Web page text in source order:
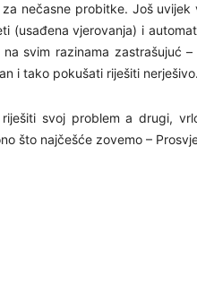
nečasne probitke. Još
(usađena vjerovanja) i
svim razinama zastrašujuć
i tako pokušati riješiti nerješivo.
svoj problem a drugi,
što najčešće zovemo –